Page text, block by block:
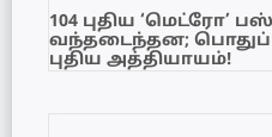
104 புதிய ‘மெட்ரோ’
வந்தடைந்தன; பொதுப்
புதிய அத்தியாயம்!